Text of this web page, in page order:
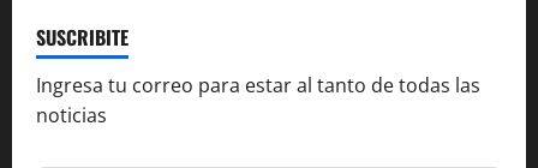
SUSCRIBITE
Ingresa tu correo para estar al tanto de todas las
noticias